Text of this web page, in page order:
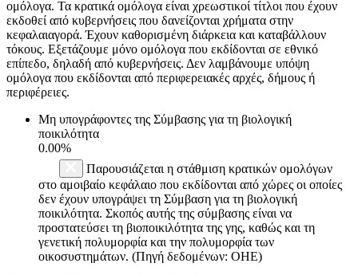
ομόλογα. Τα κρατικά ομόλογα είναι χρεωστικοί τίτλοι που έχουν
εκδοθεί από κυβερνήσεις που δανείζονται χρήματα στην
κεφαλαιαγορά. Έχουν καθορισμένη διάρκεια και καταβάλλουν
τόκους. Εξετάζουμε μόνο ομόλογα που εκδίδονται σε εθνικό
επίπεδο, δηλαδή από κυβερνήσεις. Δεν λαμβάνουμε υπόψη
ομόλογα που εκδίδονται από περιφερειακές αρχές, δήμους ή
περιφέρειες.
Μη υπογράφοντες της Σύμβασης για τη βιολογική
ποικιλότητα
0.00%
Παρουσιάζεται η στάθμιση κρατικών ομολόγων
στο αμοιβαίο κεφάλαιο που εκδίδονται από χώρες οι οποίες
δεν έχουν υπογράψει τη Σύμβαση για τη βιολογική
ποικιλότητα. Σκοπός αυτής της σύμβασης είναι να
προστατεύσει τη βιοποικιλότητα της γης, καθώς και τη
γενετική πολυμορφία και την πολυμορφία των
οικοσυστημάτων. (Πηγή δεδομένων: ΟΗΕ)